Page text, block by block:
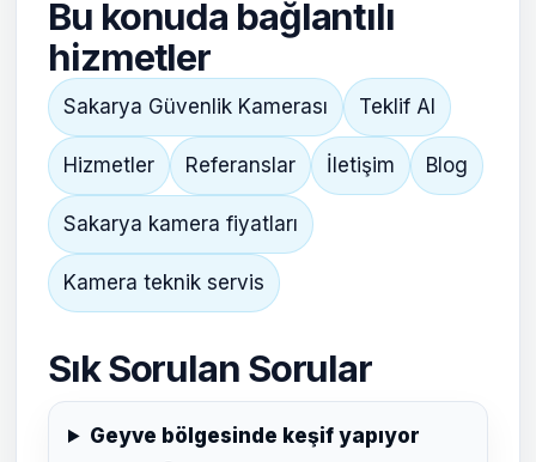
Bu konuda bağlantılı
hizmetler
Sakarya Güvenlik Kamerası Teklif Al
Hizmetler Referanslar İletişim Blog
Sakarya kamera fiyatları
Kamera teknik servis
Sık Sorulan Sorular
Geyve bölgesinde keşif yapıyor